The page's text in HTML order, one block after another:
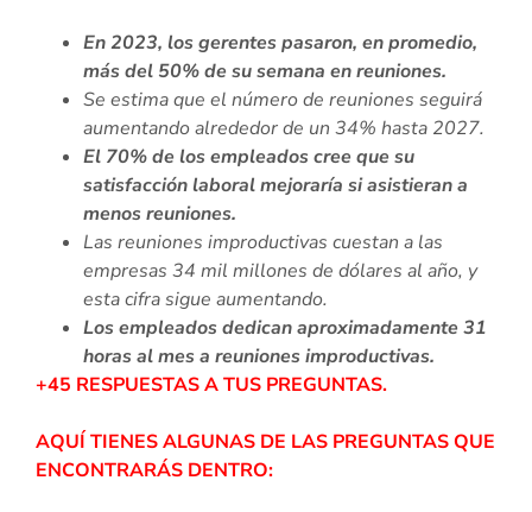
En 2023, los gerentes pasaron, en promedio,
más del 50% de su semana en reuniones.
Se estima que el número de reuniones seguirá
aumentando alrededor de un 34% hasta 2027.
El 70% de los empleados cree que su
satisfacción laboral mejoraría si asistieran a
menos reuniones.
Las reuniones improductivas cuestan a las
empresas 34 mil millones de dólares al año, y
esta cifra sigue aumentando.
Los empleados dedican aproximadamente 31
horas al mes a reuniones improductivas.
+45 RESPUESTAS A TUS PREGUNTAS.
AQUÍ TIENES ALGUNAS DE LAS PREGUNTAS QUE
ENCONTRARÁS DENTRO: